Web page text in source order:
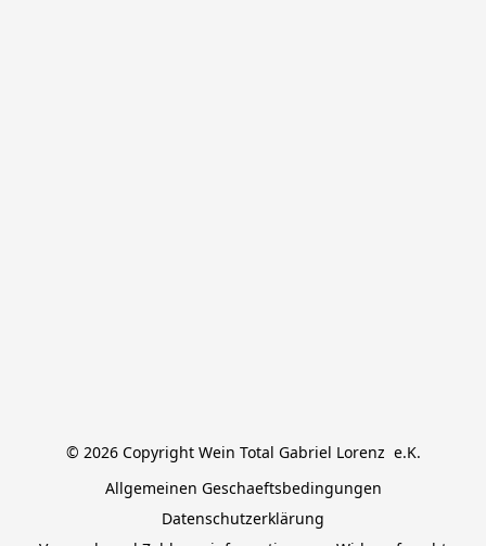
© 2026 Copyright Wein Total Gabriel Lorenz  e.K.
Allgemeinen Geschaeftsbedingungen
Datenschutzerklärung